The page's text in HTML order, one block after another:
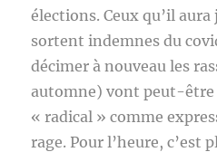
élections. Ceux qu’il
sortent indemnes du
décimer à nouveau les
automne) vont peut-être
« radical » comme
rage. Pour l’heure, c’est